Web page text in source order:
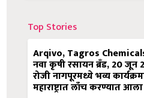
Top Stories
Arqivo, Tagros
नवा कृषी रसायन ब्रँड, 20 जून
रोजी नागपूरमध्ये भव्य
महाराष्ट्रात लाँच करण्यात आला